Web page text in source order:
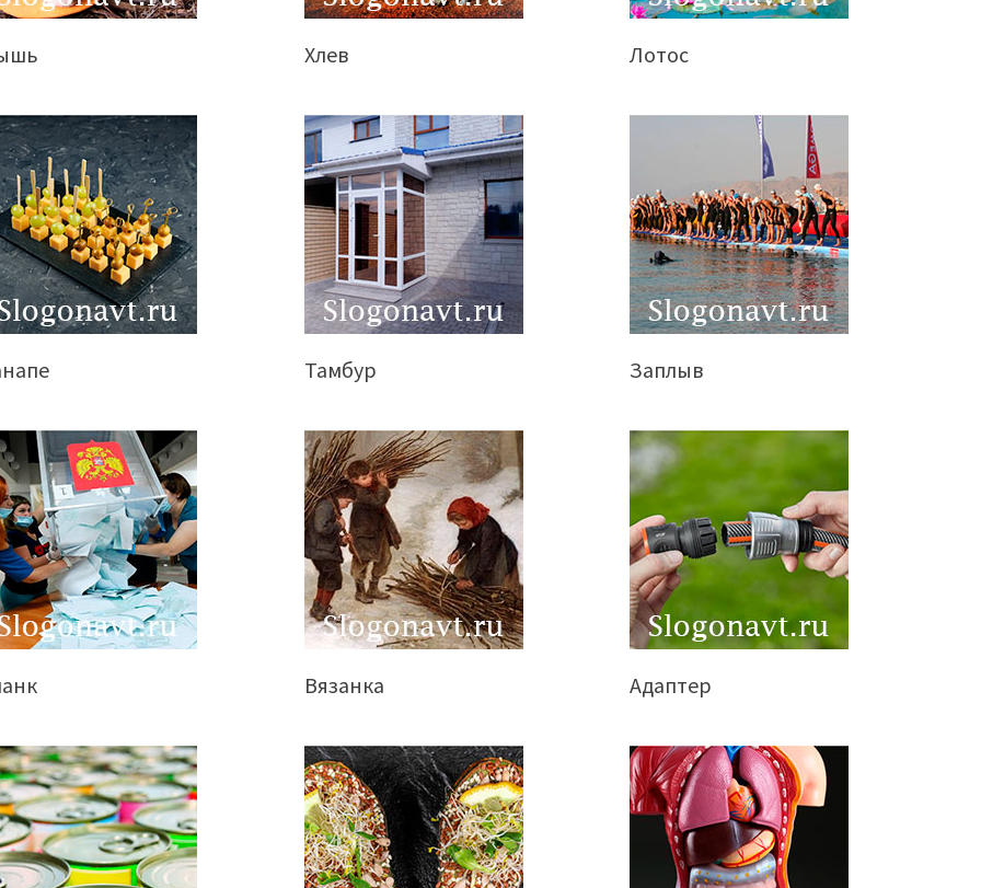
Хлев Лотос
Тамбур Заплыв
Вязанка Адаптер